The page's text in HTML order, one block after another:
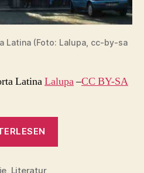
Latina (Foto: Lalupa, cc-by-sa
LatinaLalupa–CC BY-SA
Literatur